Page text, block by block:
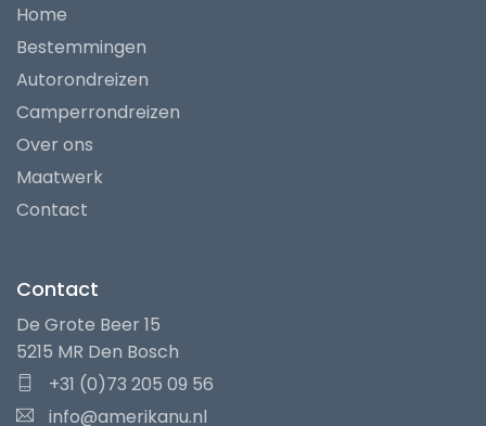
Home
Bestemmingen
Autorondreizen
Camperrondreizen
Over ons
Maatwerk
Contact
Contact
De Grote Beer 15
5215 MR Den Bosch
+31 (0)73 205 09 56
info@amerikanu.nl